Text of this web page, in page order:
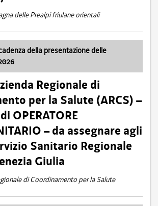
delle Prealpi friulane orientali
della presentazione delle
Regionale di
per la Salute (ARCS) –
OPERATORE
– da assegnare agli
Sanitario Regionale
Giulia
di Coordinamento per la Salute